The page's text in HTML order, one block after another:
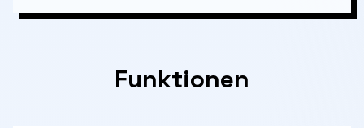
Funktionen